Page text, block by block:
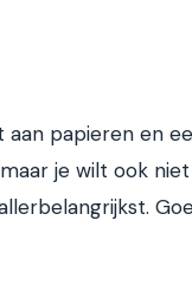
aan papieren en
je wilt ook